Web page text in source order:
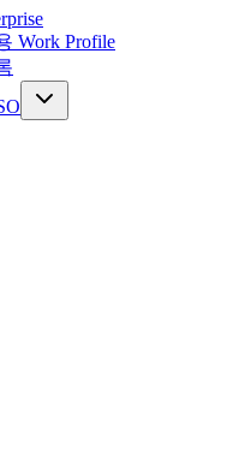
Work Profile